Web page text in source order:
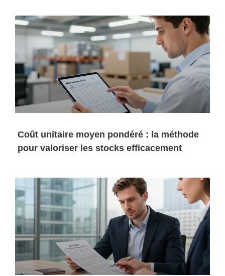
Coût unitaire moyen pondéré : la méthode
pour valoriser les stocks efficacement